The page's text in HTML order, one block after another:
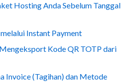
Hosting Anda Sebelum Tanggal
Instant Payment
Kode QR TOTP dari
Invoice (Tagihan) dan Metode